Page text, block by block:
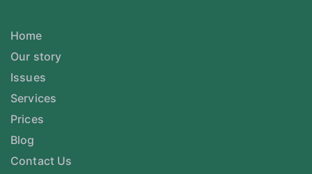
Home
Our story
Issues
Services
Prices
Blog
Contact Us